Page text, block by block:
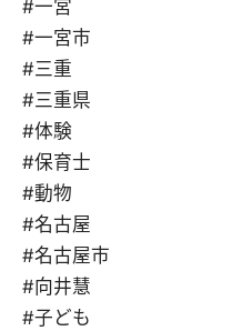
#一宮
#一宮市
#三重
#三重県
#体験
#保育士
#動物
#名古屋
#名古屋市
#向井慧
#子ども